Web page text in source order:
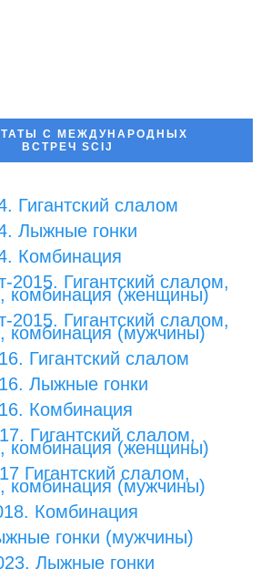
С МЕЖДУНАРОДНЫХ
ВСТРЕЧ SCIJ
Гигантский слалом
Лыжные гонки
Комбинация
2015. Гигантский слалом,
комбинация (женщины)
2015. Гигантский слалом,
комбинация (мужчины)
Гигантский слалом
Лыжные гонки
Комбинация
Гигантский слалом,
комбинация (женщины)
Гигантский слалом,
комбинация (мужчины)
Комбинация
гонки (мужчины)
Лыжные гонки